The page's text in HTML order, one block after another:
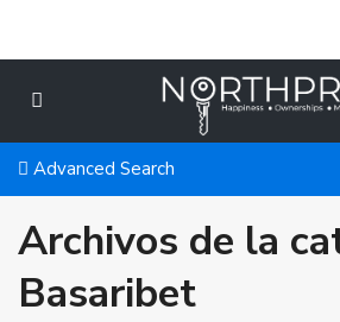
Advanced Search
Archivos de la
Basaribet